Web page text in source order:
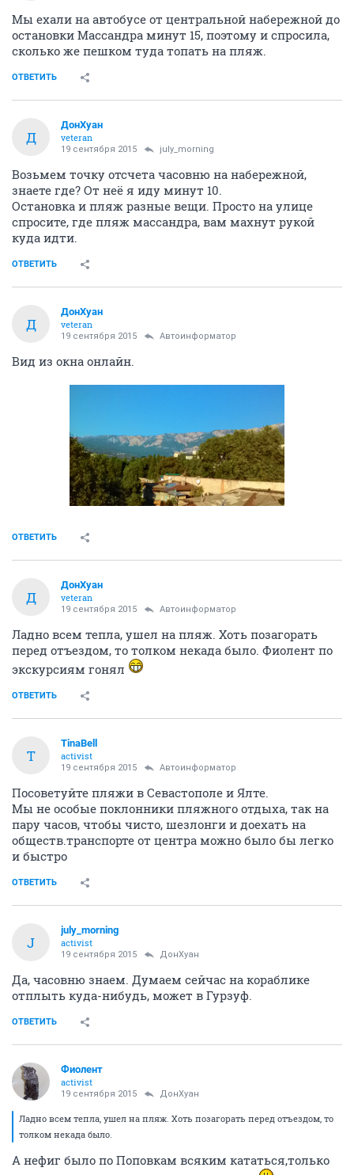
Мы ехали на автобусе от центральной набережной до
остановки Массандра минут 15, поэтому и спросила,
сколько же пешком туда топать на пляж.
ОТВЕТИТЬ
Д
ДонХуан
veteran
19 сентября 2015 july_morning
Возьмем точку отсчета часовню на набережной,
знаете где? От неё я иду минут 10.
Остановка и пляж разные вещи. Просто на улице
спросите, где пляж массандра, вам махнут рукой
куда идти.
ОТВЕТИТЬ
Д
ДонХуан
veteran
19 сентября 2015 Автоинформатор
Вид из окна онлайн.
ОТВЕТИТЬ
Д
ДонХуан
veteran
19 сентября 2015 Автоинформатор
Ладно всем тепла, ушел на пляж. Хоть позагорать
перед отъездом, то толком некада было. Фиолент по
экскурсиям гонял
ОТВЕТИТЬ
T
TinaBell
activist
19 сентября 2015 Автоинформатор
Посоветуйте пляжи в Севастополе и Ялте.
Мы не особые поклонники пляжного отдыха, так на
пару часов, чтобы чисто, шезлонги и доехать на
обществ.транспорте от центра можно было бы легко
и быстро
ОТВЕТИТЬ
J
july_morning
activist
19 сентября 2015 ДонХуан
Да, часовню знаем. Думаем сейчас на кораблике
отплыть куда-нибудь, может в Гурзуф.
ОТВЕТИТЬ
Фиолент
activist
19 сентября 2015 ДонХуан
Ладно всем тепла, ушел на пляж. Хоть позагорать перед отъездом, то
толком некада было.
А нефиг было по Поповкам всяким кататься,только